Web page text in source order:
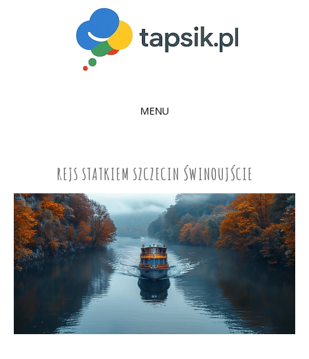
MENU
CONTENTREJS STATKIEM SZCZECIN ŚWINOUJŚCIE